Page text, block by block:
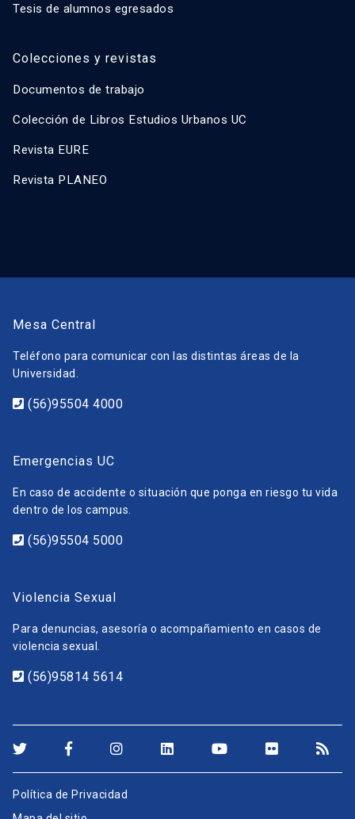
Tesis de alumnos egresados
Colecciones y revistas
Documentos de trabajo
Colección de Libros Estudios Urbanos UC
Revista EURE
Revista PLANEO
Mesa Central
Teléfono para comunicar con las distintas áreas de la
Universidad.
(56)95504 4000
Emergencias UC
En caso de accidente o situación que ponga en riesgo tu vida
dentro de los campus.
(56)95504 5000
Violencia Sexual
Para denuncias, asesoría o acompañamiento en casos de
violencia sexual.
(56)95814 5614
Política de Privacidad